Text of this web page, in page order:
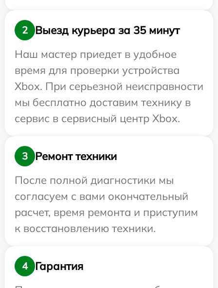
2
Выезд курьера за 35 минут
Наш мастер приедет в удобное
время для проверки устройства
Xbox. При серьезной неисправности
мы бесплатно доставим технику в
сервис в сервисный центр Xbox.
3
Ремонт техники
После полной диагностики мы
согласуем с вами окончательный
расчет, время ремонта и приступим
к восстановлению техники.
4
Гарантия